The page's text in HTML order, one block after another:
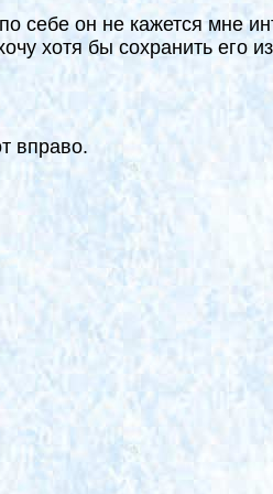
себе он не кажется мне
хотя бы сохранить его
вправо.